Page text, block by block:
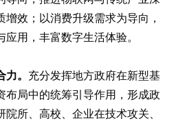
增效；以消费升级需求为导向，
用，丰富数字生活体验。
。 充分发挥地方政府在新型基
布局中的统筹引导作用，形成政
所、高校、企业在技术攻关、